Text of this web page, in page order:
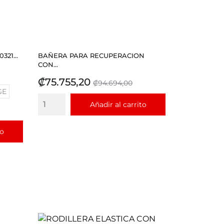
BAÑERA PARA RECUPERACION
CON...
Precio
₡75.755,20 Precio
base
₡94.694,00
Añadir al carrito